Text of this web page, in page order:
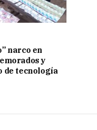
narco en
y
de tecnología